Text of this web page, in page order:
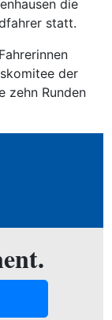
die
statt.
der
zehn Runden